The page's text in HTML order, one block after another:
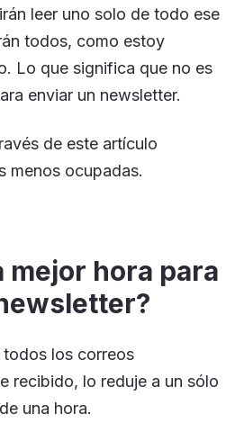
leer uno solo de todo ese
todos, como estoy
Lo que significa que no es
enviar un newsletter.
de este artículo
menos ocupadas.
mejor hora para
los correos
recibido, lo reduje a un sólo
una hora.